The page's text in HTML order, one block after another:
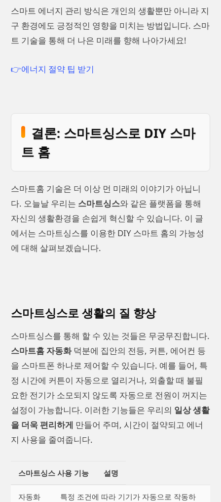
스마트 에너지 관리 방식은 개인의 생활뿐만 아니라 지
구 환경에도 긍정적인 영향을 미치는 방법입니다. 스마
트 기술을 통해 더 나은 미래를 향해 나아가세요!
👉에너지 절약 팁 받기
결론: 스마트싱스로 DIY 스마
트 홈
스마트홈 기술은 더 이상 먼 미래의 이야기가 아닙니
다. 오늘날 우리는 스마트싱스와 같은 플랫폼을 통해
자신의 생활환경을 손쉽게 혁신할 수 있습니다. 이 글
에서는 스마트싱스를 이용한 DIY 스마트 홈의 가능성
에 대해 살펴보겠습니다.
스마트싱스로 생활의 질 향상
스마트싱스를 통해 할 수 있는 것들은 무궁무진합니다.
스마트홈 자동화덕분에 집안의 전등, 커튼, 에어컨 등
을 스마트폰 하나로 제어할 수 있습니다. 예를 들어, 특
정 시간에 커튼이 자동으로 열리거나, 외출할 때 불필
요한 전기가 소모되지 않도록 자동으로 전원이 꺼지는
설정이 가능합니다. 이러한 기능들은 우리의 일상 생활
을 더욱 편리하게 만들어 주며, 시간이 절약되고 에너
지 사용을 줄여줍니다.
스마트싱스 사용 기능 설명
자동화
특정 조건에 따라 기기가 자동으로 작동하